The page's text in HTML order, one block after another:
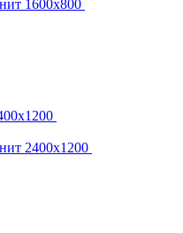
1600х800
2400х1200